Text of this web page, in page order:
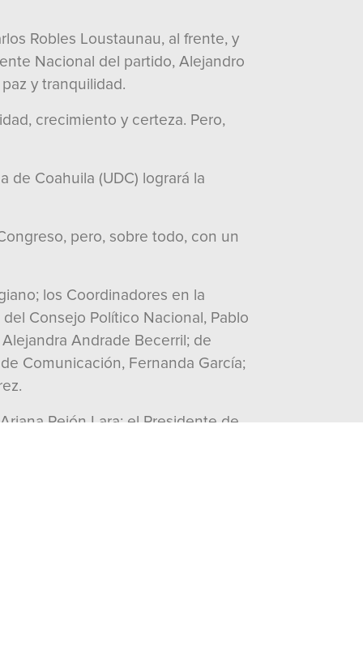
Robles Loustaunau, al frente, y
Nacional del partido, Alejandro
y tranquilidad.
crecimiento y certeza. Pero,
de Coahuila (UDC) logrará la
pero, sobre todo, con un
los Coordinadores en la
Consejo Político Nacional, Pablo
Andrade Becerril; de
Comunicación, Fernanda García;
Rejón Lara; el Presidente de